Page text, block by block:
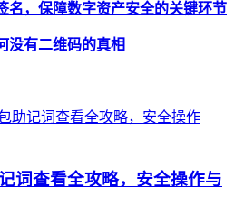
名，保障数字资产安全的关键环节
没有二维码的真相
词查看全攻略，安全操作与